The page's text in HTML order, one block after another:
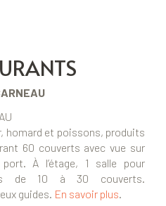
homard et poissons, produits
60 couverts avec vue sur
À l’étage, 1 salle pour
de 10 à 30 couverts.
guides. En savoir plus.